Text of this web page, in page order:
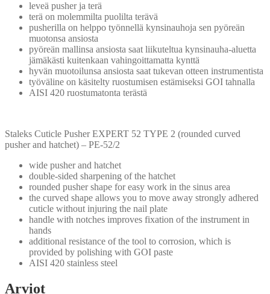
leveä pusher ja terä
terä on molemmilta puolilta terävä
pusherilla on helppo työnnellä kynsinauhoja sen pyöreän
muotonsa ansiosta
pyöreän mallinsa ansiosta saat liikuteltua kynsinauha-aluetta
jämäkästi kuitenkaan vahingoittamatta kynttä
hyvän muotoilunsa ansiosta saat tukevan otteen instrumentista
työväline on käsitelty ruostumisen estämiseksi GOI tahnalla
AISI 420 ruostumatonta terästä
Staleks Cuticle Pusher EXPERT 52 TYPE 2 (rounded curved
pusher and hatchet) – PE-52/2
wide pusher and hatchet
double-sided sharpening of the hatchet
rounded pusher shape for easy work in the sinus area
the curved shape allows you to move away strongly adhered
cuticle without injuring the nail plate
handle with notches improves fixation of the instrument in
hands
additional resistance of the tool to corrosion, which is
provided by polishing with GOI paste
AISI 420 stainless steel
Arviot